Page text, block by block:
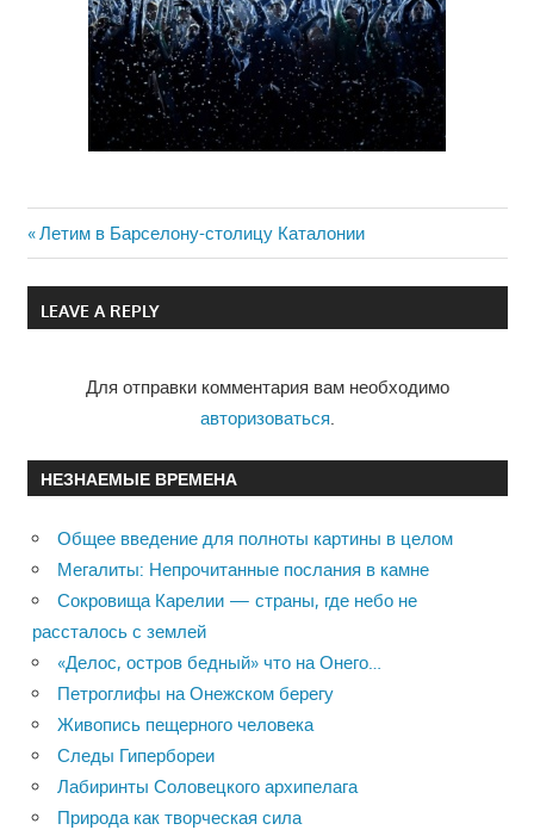
Навигация
по
Previous
Post:
Летим в Барселону-столицу Каталонии
LEAVE A REPLY
Для отправки комментария вам необходимо
авторизоваться
НЕЗНАЕМЫЕ ВРЕМЕНА
Общее введение для полноты картины в целом
Мегалиты: Непрочитанные послания в камне
Сокровища Карелии — страны, где небо не
рассталось с землей
«Делос, остров бедный» что на Онего…
Петроглифы на Онежском берегу
Живопись пещерного человека
Следы Гипербореи
Лабиринты Соловецкого архипелага
Природа как творческая сила